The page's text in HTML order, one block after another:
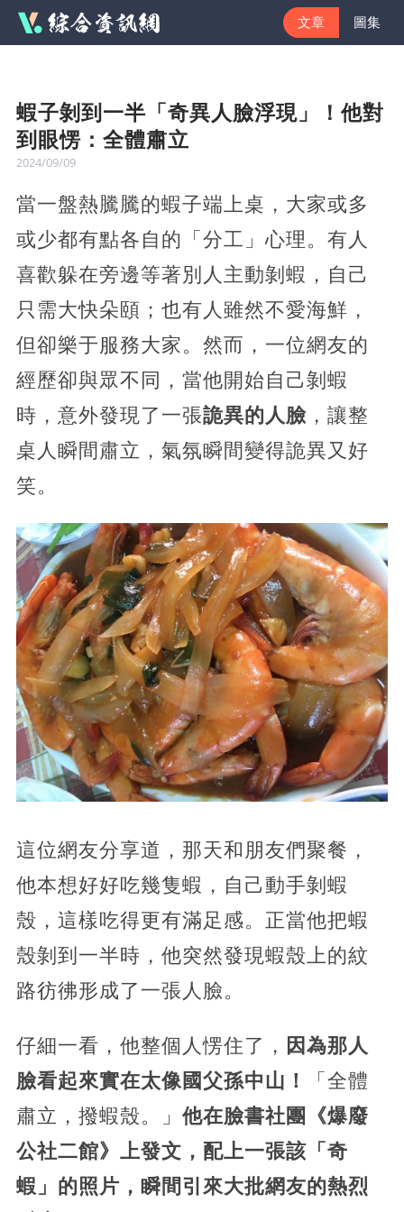
文章 圖集
蝦子剝到一半「奇異人臉浮現」！他對
到眼愣：全體肅立
2024/09/09
當一盤熱騰騰的蝦子端上桌，大家或多
或少都有點各自的「分工」心理。有人
喜歡躲在旁邊等著別人主動剝蝦，自己
只需大快朵頤；也有人雖然不愛海鮮，
但卻樂于服務大家。然而，一位網友的
經歷卻與眾不同，當他開始自己剝蝦
時，意外發現了一張詭異的人臉，讓整
桌人瞬間肅立，氣氛瞬間變得詭異又好
笑。
這位網友分享道， 那天和朋友們聚餐，
他本想好好吃幾隻蝦，自己動手剝蝦
殼，這樣吃得更有滿足感。正當他把蝦
殼剝到一半時，他突然發現蝦殼上的紋
路彷彿形成了一張人臉。
仔細一看，他整個人愣住了， 因為那人
臉看起來實在太像國父孫中山！
「全體
肅立，撥蝦殼。」 他在臉書社團《爆廢
公社二館》上發文，配上一張該「奇
蝦」的照片，瞬間引來大批網友的熱烈